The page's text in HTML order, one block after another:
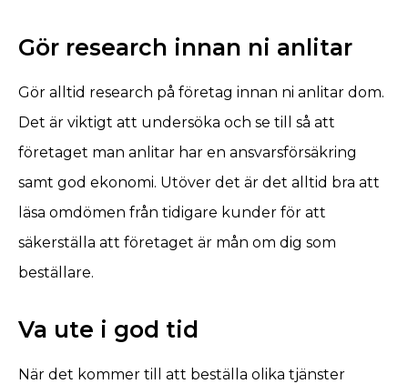
Gör research innan ni anlitar
Gör alltid research på företag innan ni anlitar dom.
Det är viktigt att undersöka och se till så att
företaget man anlitar har en ansvarsförsäkring
samt god ekonomi. Utöver det är det alltid bra att
läsa omdömen från tidigare kunder för att
säkerställa att företaget är mån om dig som
beställare.
Va ute i god tid
När det kommer till att beställa olika tjänster